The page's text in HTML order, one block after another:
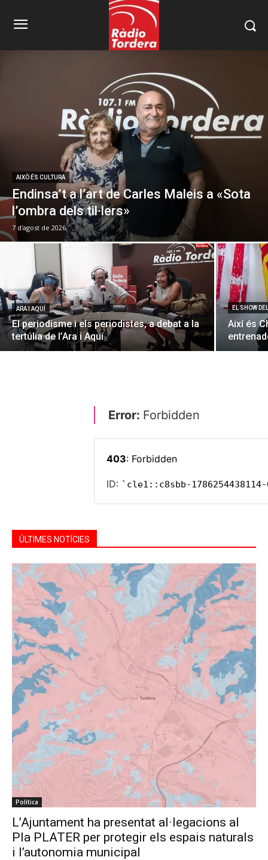
AIXÒ ÉS CULTURA
Endinsa’t a l’art de Carles Maleis a «Sota
l’ombra dels til·lers»
7 d'agost de 2026
ARA I AQUÍ
El periodisme i els periodistes, a debat a la
tertúlia de l’Ara i Aquí
EL SHOW
Així és
ÚLTIMES NOTÍCIES
Política
L’Ajuntament ha presentat al·legacions al
Pla PLATER per protegir els espais naturals
i l’autonomia municipal